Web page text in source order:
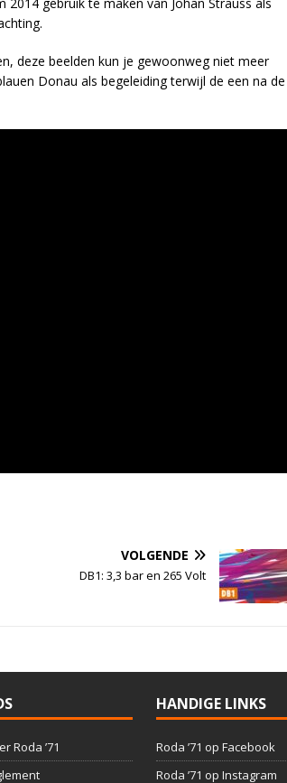
deze beelden kun je gewoonweg niet meer
Donau als begeleiding terwijl de een na de
VOLGENDE
DB1: 3,3 bar en 265 Volt
Roda ’71
HANDIGE LINKS
Roda ’71 op Facebook
Roda ’71 op Instagram